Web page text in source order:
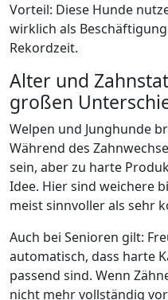
Vorteil: Diese Hunde
wirklich als
Rekordzeit.
Alter und
großen
Welpen und Junghunde
Während des
sein, aber zu harte
Idee. Hier sind weichere
meist sinnvoller als sehr
Auch bei Senioren gilt:
automatisch, dass harte
passend sind. Wenn
nicht mehr vollständig